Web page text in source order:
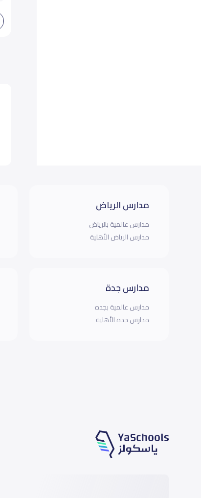
مدارس الرياض
مدارس عالمية بالرياض
مدارس الرياض الأهلية
مدارس جدة
مدارس عالمية بجده
مدارس جدة الأهلية